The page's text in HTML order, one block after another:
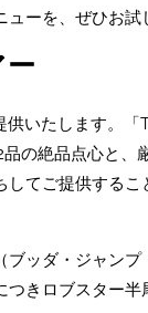
ーを、ぜひお試
供いたします。
の絶品点心と、
てご提供するこ
ッダ・ジャンプ
きロブスター半